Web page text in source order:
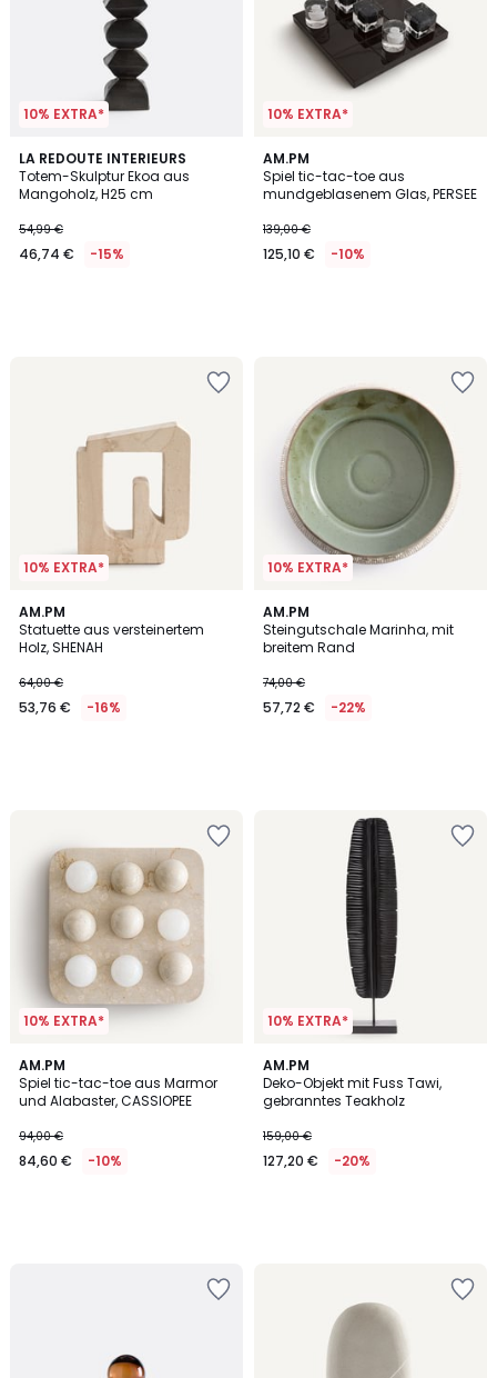
10% EXTRA*
LA REDOUTE INTERIEURS
Totem-Skulptur Ekoa aus
Mangoholz, H25 cm
54,99 €
46,74 € -15%
10% EXTRA*
AM.PM
Spiel tic-tac-toe aus
mundgeblasenem Glas, PERSEE
139,00 €
125,10 € -10%
10% EXTRA*
AM.PM
Statuette aus versteinertem
Holz, SHENAH
64,00 €
53,76 € -16%
10% EXTRA*
AM.PM
Steingutschale Marinha, mit
breitem Rand
74,00 €
57,72 € -22%
10% EXTRA*
AM.PM
Spiel tic-tac-toe aus Marmor
und Alabaster, CASSIOPEE
94,00 €
84,60 € -10%
10% EXTRA*
AM.PM
Deko-Objekt mit Fuss Tawi,
gebranntes Teakholz
159,00 €
127,20 € -20%